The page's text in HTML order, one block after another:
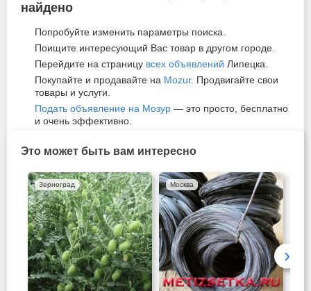
найдено
Попробуйте изменить параметры поиска.
Поищите интересующий Вас товар в другом городе.
Перейдите на страницу всех объявлений Липецка.
Покупайте и продавайте на Mozur. Продвигайте свои
товары и услуги.
Подать объявление на Мозур — это просто, бесплатно
и очень эффективно.
Это может быть вам интересно
Зерноград Москва
›